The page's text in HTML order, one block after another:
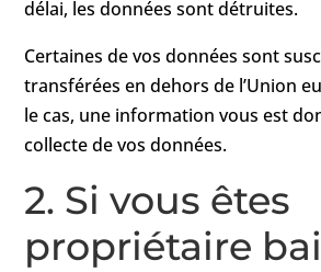
délai, les données sont détruites.
Certaines de vos données sont
transférées en dehors de l’Union
le cas, une information vous est
collecte de vos données.
2. Si vous êtes
propriétaire